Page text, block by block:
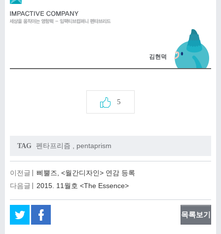
김현덕
5
TAG 펜타프리즘 pentaprism
이전글
삐뿔즈, <월간디자인> 연감 등록
다음글
2015. 11월호 <The Essence>
목록보기